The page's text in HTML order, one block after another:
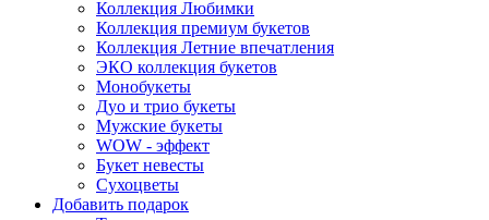
Коллекция Любимки
Коллекция премиум букетов
Коллекция Летние впечатления
ЭКО коллекция букетов
Монобукеты
Дуо и трио букеты
Мужские букеты
WOW - эффект
Букет невесты
Сухоцветы
Добавить подарок